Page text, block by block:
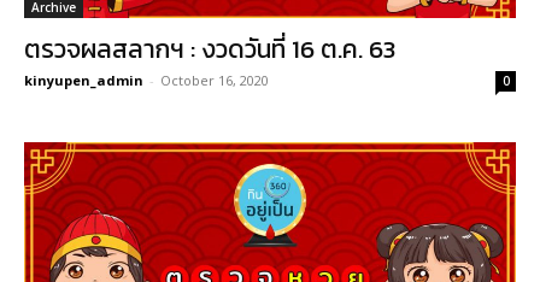
Archive
ตรวจผลสลากฯ : งวดวันที่ 16 ต.ค. 63
kinyupen_admin - October 16, 2020 0